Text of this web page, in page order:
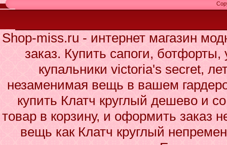
Shop-miss.ru - интернет магазин
заказ. Купить сапоги,
купальники victoria's secret,
незаменимая вещь в вашем
купить Клатч круглый дешево и
товар в корзину, и оформить заказ
вещь как Клатч круглый